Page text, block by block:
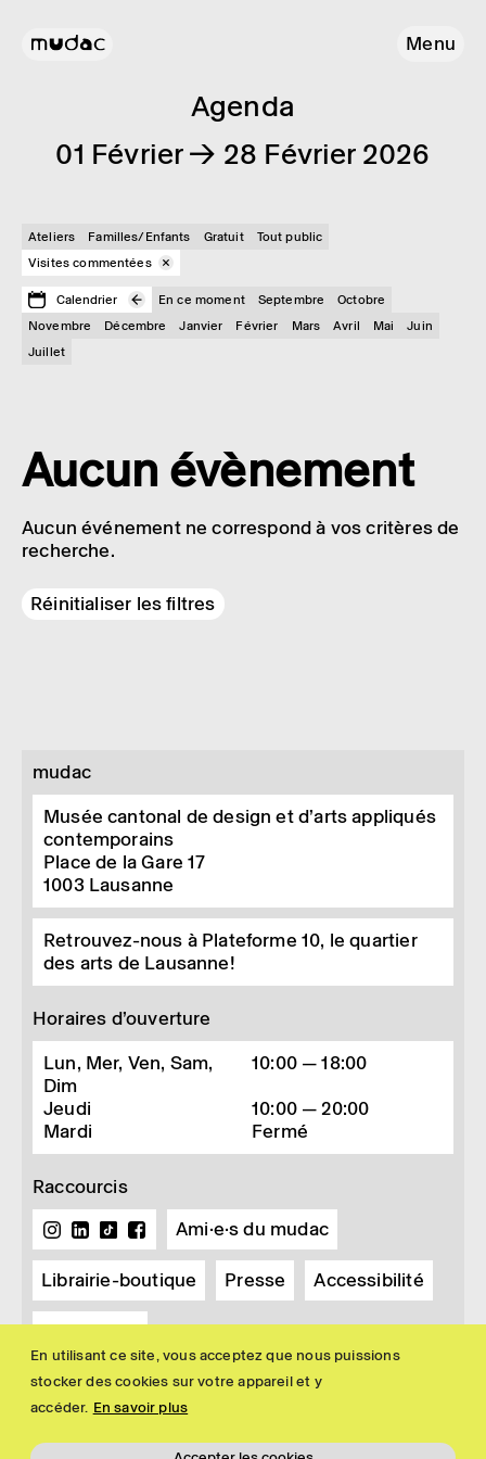
En utilisant ce site, vous acceptez que nous puissions
stocker des cookies sur votre appareil et y
accéder. En savoir plus
Menu
Agenda
01 Février → 28 Février 2026
Ateliers Familles/Enfants Gratuit
Tout public
Visites commentées
Calendrier En ce moment Septembre
Octobre
Novembre
Décembre Janvier Février Mars Avril Mai
Juin
Juillet
Aucun évènement
Aucun événement ne correspond à vos critères de
recherche.
Réinitialiser les filtres
mudac
Musée cantonal de design et d’arts appliqués
contemporains
Place de la Gare 17
1003 Lausanne
Retrouvez-nous à Plateforme 10, le quartier
des arts de Lausanne!
Horaires d’ouverture
Lun, Mer, Ven, Sam,
Dim
10:00 — 18:00
Jeudi
10:00 — 20:00
Mardi
Fermé
Raccourcis
Ami·e·s du mudac
Librairie-boutique Presse Accessibilité
Newsletter